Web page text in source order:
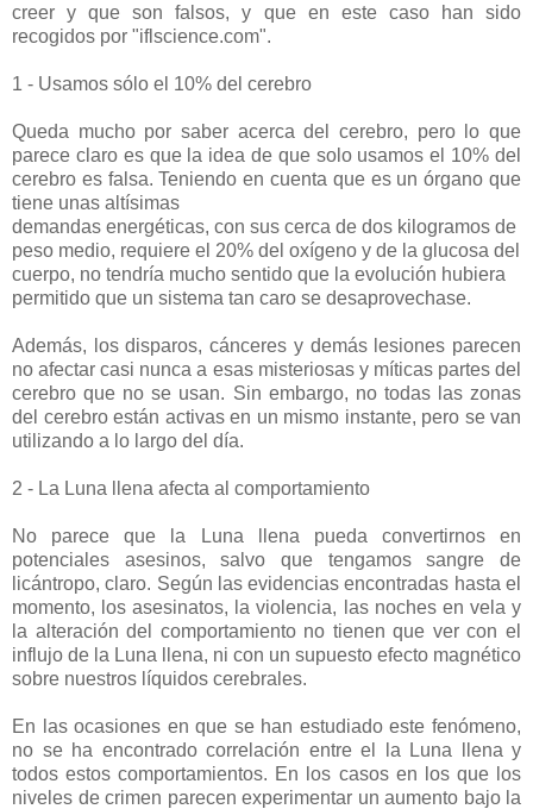
creer y que son falsos, y que en este caso han sido
recogidos por "iflscience.com".
1 - Usamos sólo el 10% del cerebro
Queda mucho por saber acerca del cerebro, pero lo que
parece claro es que la idea de que solo usamos el 10% del
cerebro es falsa. Teniendo en cuenta que es un órgano que
tiene unas altísimas
demandas energéticas, con sus cerca de dos kilogramos de
peso medio, requiere el 20% del oxígeno y de la glucosa del
cuerpo, no tendría mucho sentido que la evolución hubiera
permitido que un sistema tan caro se desaprovechase.
Además, los disparos, cánceres y demás lesiones parecen
no afectar casi nunca a esas misteriosas y míticas partes del
cerebro que no se usan. Sin embargo, no todas las zonas
del cerebro están activas en un mismo instante, pero se van
utilizando a lo largo del día.
2 - La Luna llena afecta al comportamiento
No parece que la Luna llena pueda convertirnos en
potenciales asesinos, salvo que tengamos sangre de
licántropo, claro. Según las evidencias encontradas hasta el
momento, los asesinatos, la violencia, las noches en vela y
la alteración del comportamiento no tienen que ver con el
influjo de la Luna llena, ni con un supuesto efecto magnético
sobre nuestros líquidos cerebrales.
En las ocasiones en que se han estudiado este fenómeno,
no se ha encontrado correlación entre el la Luna llena y
todos estos comportamientos. En los casos en los que los
niveles de crimen parecen experimentar un aumento bajo la